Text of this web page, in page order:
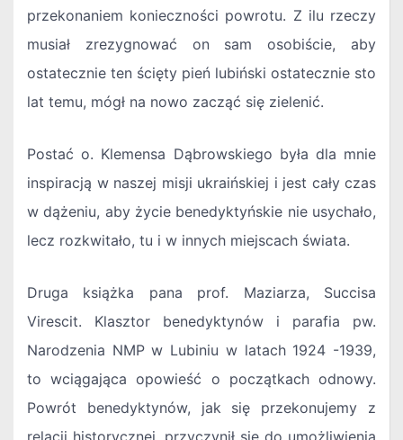
przekonaniem konieczności powrotu. Z ilu rzeczy
musiał zrezygnować on sam osobiście, aby
ostatecznie ten ścięty pień lubiński ostatecznie sto
lat temu, mógł na nowo zacząć się zielenić.
Postać o. Klemensa Dąbrowskiego była dla mnie
inspiracją w naszej misji ukraińskiej i jest cały czas
w dążeniu, aby życie benedyktyńskie nie usychało,
lecz rozkwitało, tu i w innych miejscach świata.
Druga książka pana prof. Maziarza, Succisa
Virescit. Klasztor benedyktynów i parafia pw.
Narodzenia NMP w Lubiniu w latach 1924 -1939,
to wciągająca opowieść o początkach odnowy.
Powrót benedyktynów, jak się przekonujemy z